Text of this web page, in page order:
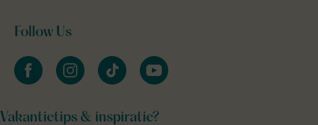
Follow Us
facebookinstagramtiktok youtube
Vakantietips & inspiratie?